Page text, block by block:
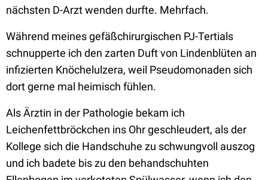
nächsten D-Arzt wenden durfte. Mehrfach.
Während meines gefäßchirurgischen PJ-Tertials
schnupperte ich den zarten Duft von Lindenblüten an
infizierten Knöchelulzera, weil Pseudomonaden sich
dort gerne mal heimisch fühlen.
Als Ärztin in der Pathologie bekam ich
Leichenfettbröckchen ins Ohr geschleudert, als der
Kollege sich die Handschuhe zu schwungvoll auszog
und ich badete bis zu den behandschuhten